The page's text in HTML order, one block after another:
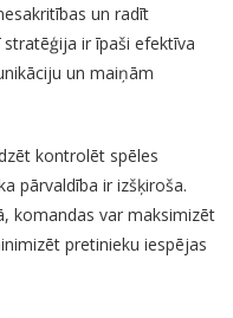
un radīt
ir īpaši efektīva
un maiņām
kontrolēt spēles
pārvaldība ir izšķiroša.
komandas var maksimizēt
pretinieku iespējas